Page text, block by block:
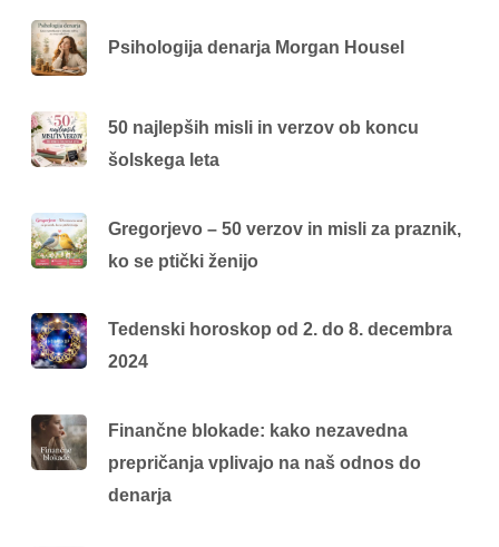
Psihologija denarja Morgan Housel
50 najlepših misli in verzov ob koncu
šolskega leta
Gregorjevo – 50 verzov in misli za praznik,
ko se ptički ženijo
Tedenski horoskop od 2. do 8. decembra
2024
Finančne blokade: kako nezavedna
prepričanja vplivajo na naš odnos do
denarja